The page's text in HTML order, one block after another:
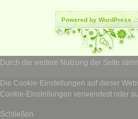
Powered byWordPress
Durch die weitere Nutzung der Seite
Die Cookie-Einstellungen auf dieser
Cookie-Einstellungen verwendest oder
Schließen